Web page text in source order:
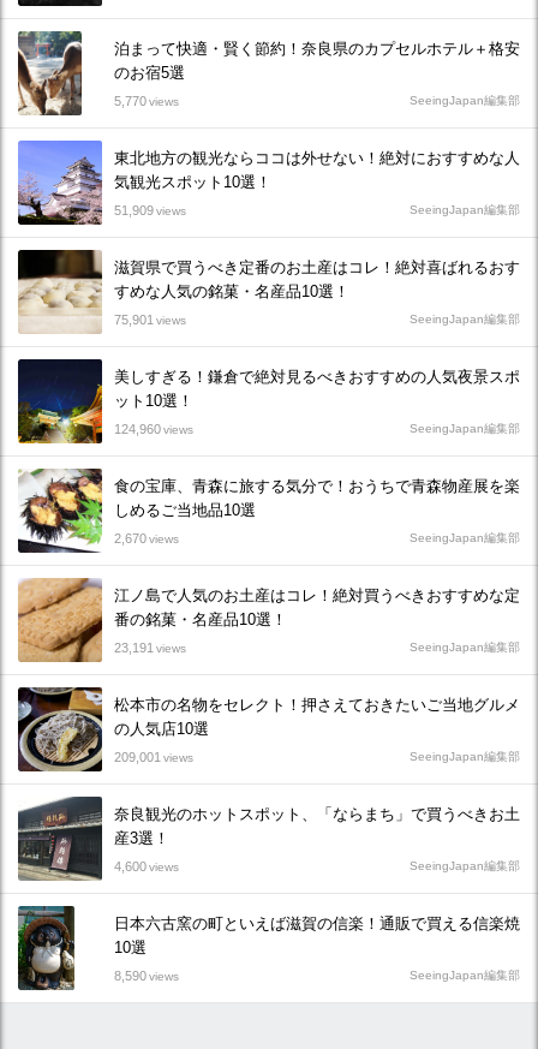
泊まって快適・賢く節約！奈良県のカプセルホテル＋格安
のお宿5選
5,770views SeeingJapan編集部
東北地方の観光ならココは外せない！絶対におすすめな人
気観光スポット10選！
51,909views SeeingJapan編集部
滋賀県で買うべき定番のお土産はコレ！絶対喜ばれるおす
すめな人気の銘菓・名産品10選！
75,901 views SeeingJapan編集部
美しすぎる！鎌倉で絶対見るべきおすすめの人気夜景スポ
ット10選！
124,960views SeeingJapan編集部
食の宝庫、青森に旅する気分で！おうちで青森物産展を楽
しめるご当地品10選
2,670views SeeingJapan編集部
江ノ島で人気のお土産はコレ！絶対買うべきおすすめな定
番の銘菓・名産品10選！
23,191 views SeeingJapan編集部
松本市の名物をセレクト！押さえておきたいご当地グルメ
の人気店10選
209,001 views SeeingJapan編集部
奈良観光のホットスポット、「ならまち」で買うべきお土
産3選！
4,600views SeeingJapan編集部
日本六古窯の町といえば滋賀の信楽！通販で買える信楽焼
10選
8,590views SeeingJapan編集部